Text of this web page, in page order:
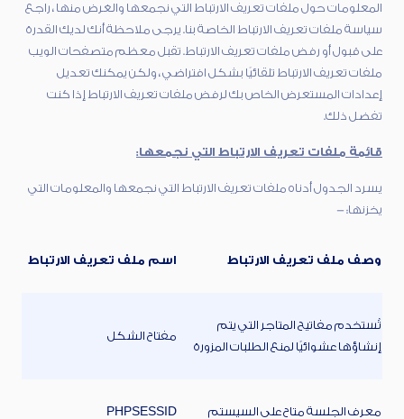
المعلومات حول ملفات تعريف الارتباط التي نجمعها والغرض منها ، راجع
سياسة ملفات تعريف الارتباط الخاصة بنا. يرجى ملاحظة أنك لديك القدرة
على قبول أو رفض ملفات تعريف الارتباط. تقبل معظم متصفحات الويب
ملفات تعريف الارتباط تلقائيًا بشكل افتراضي ، ولكن يمكنك تعديل
إعدادات المستعرض الخاص بك لرفض ملفات تعريف الارتباط إذا كنت
تفضل ذلك.
قائمة ملفات تعريف الارتباط التي نجمعها:
يسرد الجدول أدناه ملفات تعريف الارتباط التي نجمعها والمعلومات التي
يخزنها: -
وصف ملف تعريف الارتباط اسم ملف تعريف الارتباط
تُستخدم مفاتيح المتاجر التي يتم
إنشاؤها عشوائيًا لمنع الطلبات المزورة
مفتاح الشكل
معرف الجلسة متاح على السيستم PHPSESSID